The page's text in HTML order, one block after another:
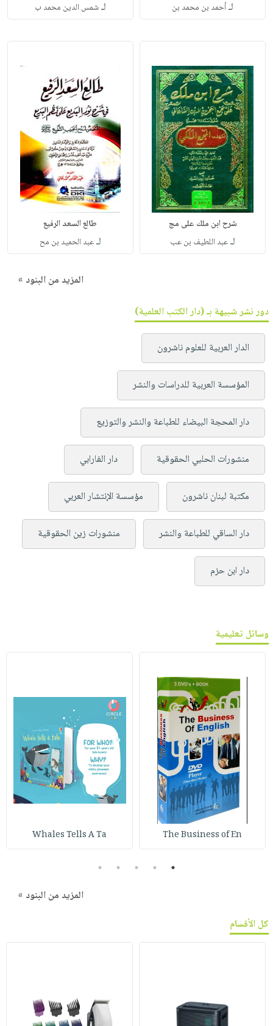
لـأحمد بن محمد بن لـشمس الدين محمد ب
شرح ابن ملك على مج
لـعبد اللطيف بن عب
طالع السعد الرفيع
لـعبد الحميد بن مح
المزيد من البنود »
دور نشر شبيهة بـ (دار الكتب العلمية)
الدار العربية للعلوم ناشرون
المؤسسة العربية للدراسات والنشر
دار المحجة البيضاء للطباعة والنشر والتوزيع
منشورات الحلبي الحقوقية دار الفارابي
مكتبة لبنان ناشرون مؤسسة الإنتشار العربي
دار الساقي للطباعة والنشر منشورات زين الحقوقية
دار ابن حزم
وسائل تعليمية
The Business of En
Whales Tells A Ta
1
2
3
4
5
المزيد من البنود »
كل الأقسام